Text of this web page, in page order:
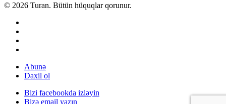
© 2026 Turan. Bütün hüquqlar qorunur.
Abunə
Daxil ol
Bizi facebookda izləyin
Bizə email yazın